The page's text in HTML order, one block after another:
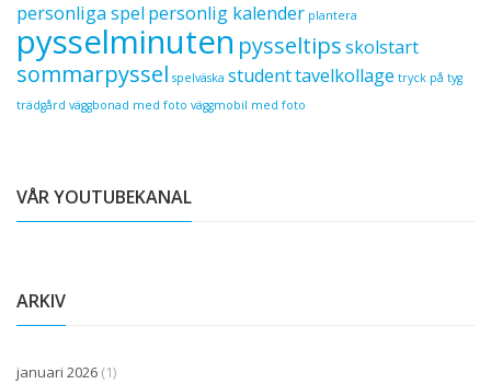
personliga spelpersonlig kalender plantera
pysselminuten pysseltipsskolstart
sommarpyssel spelväska studenttavelkollage tryck på tyg
trädgård väggbonad med foto väggmobil med foto
VÅR YOUTUBEKANAL
ARKIV
januari 2026 (1)